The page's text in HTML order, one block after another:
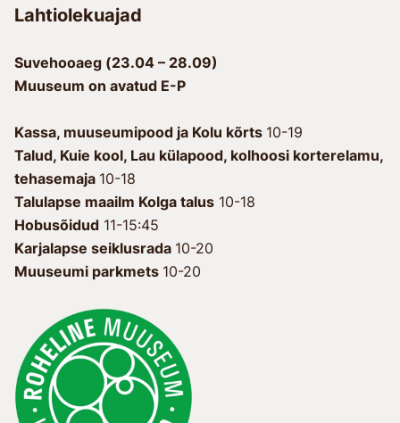
Lahtiolekuajad
Suvehooaeg (23.04 – 28.09)
Muuseum on avatud E-P
Kassa, muuseumipood ja Kolu kõrts 10-19
Talud, Kuie kool, Lau külapood, kolhoosi korterelamu,
tehasemaja 10-18
Talulapse maailm Kolga talus 10-18
Hobusõidud 11-15:45
Karjalapse seiklusrada 10-20
Muuseumi parkmets 10-20